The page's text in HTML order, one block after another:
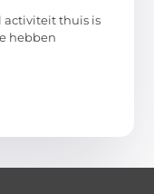
activiteit thuis is
hebben